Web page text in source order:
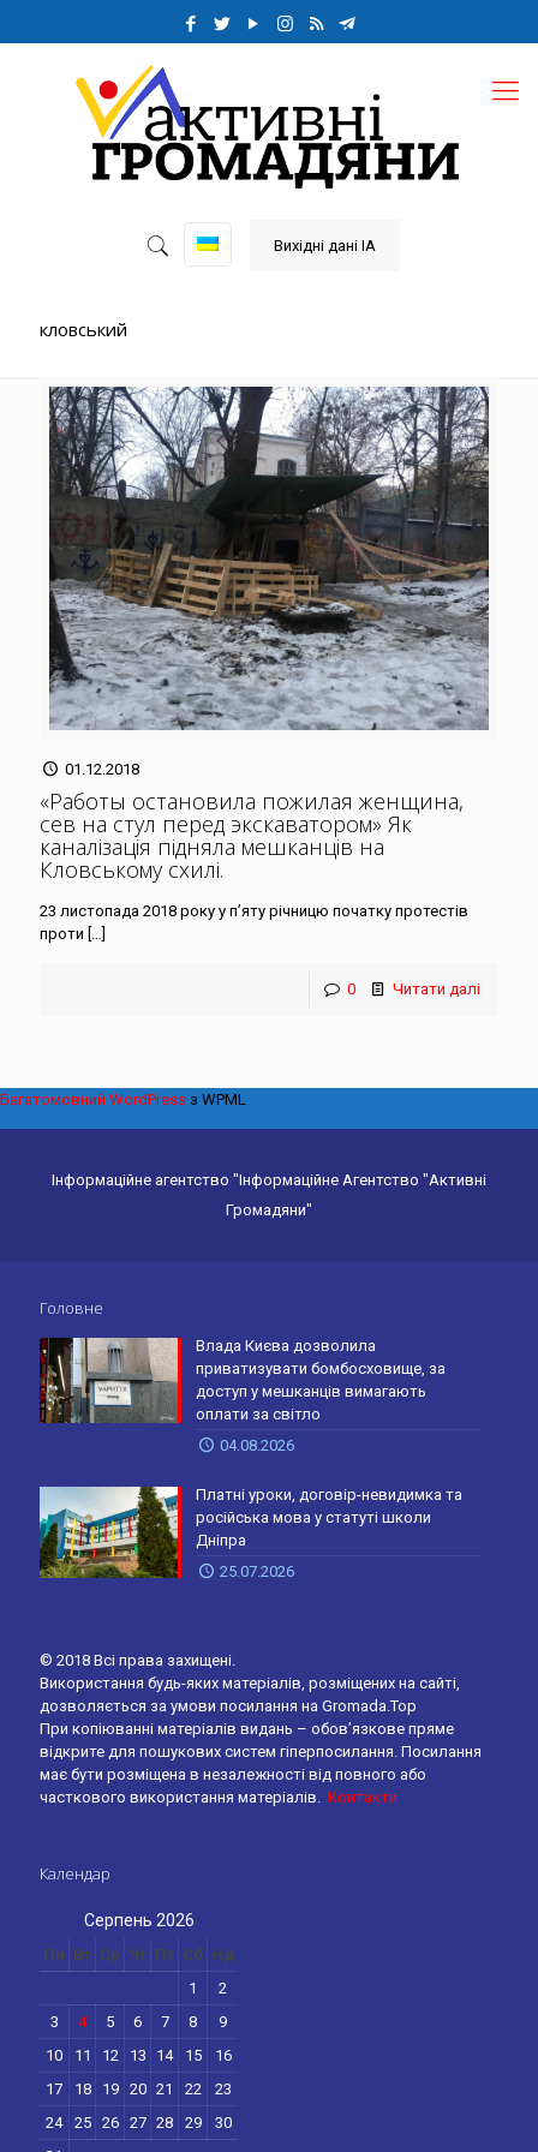
Вихідні дані ІА
кловський
01.12.2018
«Работы остановила пожилая женщина,
сев на стул перед экскаватором» Як
каналізація підняла мешканців на
Кловському схилі.
23 листопада 2018 року у п’яту річницю початку протестів
проти […]
0 Читати далі
Інформаційне агентство "Інформаційне Агентство "Активні
Громадяни"
Головне
Влада Києва дозволила
приватизувати бомбосховище, за
доступ у мешканців вимагають
оплати за світло
04.08.2026
Платні уроки, договір-невидимка та
російська мова у статуті школи
Дніпра
25.07.2026
© 2018 Всі права захищені.
Використання будь-яких матеріалів, розміщених на сайті,
дозволяється за умови посилання на Gromada.Top
При копіюванні матеріалів видань – обов’язкове пряме
відкрите для пошукових систем гіперпосилання. Посилання
має бути розміщена в незалежності від повного або
часткового використання матеріалів. Контакти
Календар
Серпень 2026
Пн Вт Ср Чт Пт Сб Нд
1
2
3
4 5 6 7 8
9
10
11 12 13 14 15
16
17
18 19 20 21 22
23
24
25 26 27 28 29
30
Багатомовний WordPress з WPML